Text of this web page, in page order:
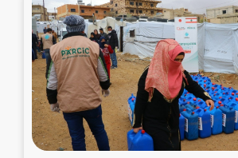
大雨による洪水被災者
カカオ生産者支援事
シリア国内避難民・帰還民の生
トルコにおけるシリア難民